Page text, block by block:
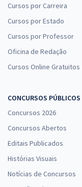
Cursos por Carreira
Cursos por Estado
Cursos por Professor
Oficina de Redação
Cursos Online Gratuitos
CONCURSOS PÚBLICOS
Concursos 2026
Concursos Abertos
Editais Publicados
Histórias Visuais
Notícias de Concursos